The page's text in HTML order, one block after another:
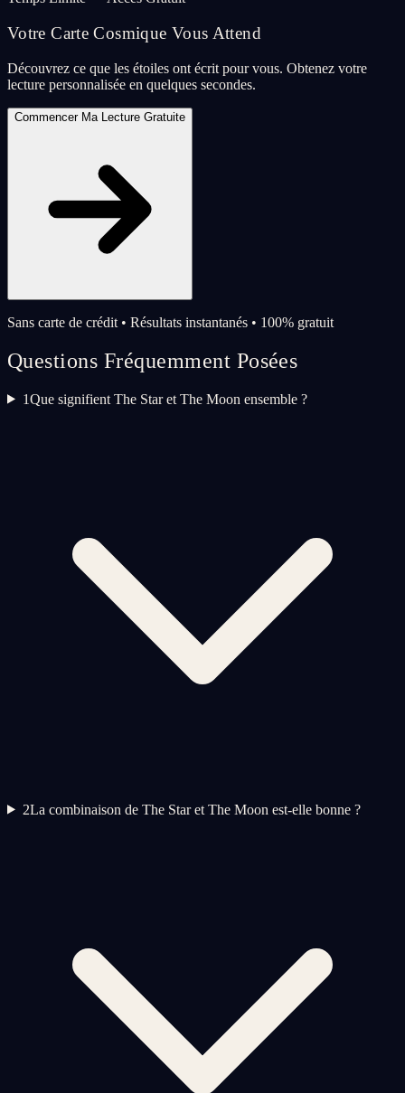
Votre Carte Cosmique Vous Attend
Découvrez ce que les étoiles ont écrit pour vous. Obtenez votre
lecture personnalisée en quelques secondes.
Commencer Ma Lecture Gratuite
Sans carte de crédit • Résultats instantanés • 100% gratuit
Questions Fréquemment Posées
1Que signifient The Star et The Moon ensemble ?
2La combinaison de The Star et The Moon est-elle bonne ?